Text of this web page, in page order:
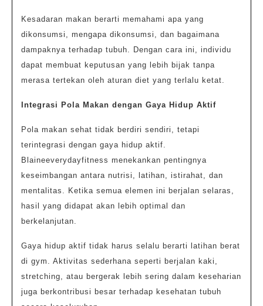
Kesadaran makan berarti memahami apa yang
dikonsumsi, mengapa dikonsumsi, dan bagaimana
dampaknya terhadap tubuh. Dengan cara ini, individu
dapat membuat keputusan yang lebih bijak tanpa
merasa tertekan oleh aturan diet yang terlalu ketat.
Integrasi Pola Makan dengan Gaya Hidup Aktif
Pola makan sehat tidak berdiri sendiri, tetapi
terintegrasi dengan gaya hidup aktif.
Blaineeverydayfitness menekankan pentingnya
keseimbangan antara nutrisi, latihan, istirahat, dan
mentalitas. Ketika semua elemen ini berjalan selaras,
hasil yang didapat akan lebih optimal dan
berkelanjutan.
Gaya hidup aktif tidak harus selalu berarti latihan berat
di gym. Aktivitas sederhana seperti berjalan kaki,
stretching, atau bergerak lebih sering dalam keseharian
juga berkontribusi besar terhadap kesehatan tubuh